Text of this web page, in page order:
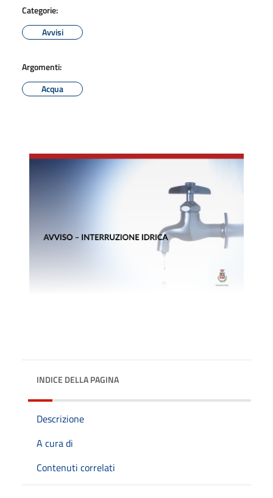
Categorie:
Avvisi
Argomenti:
Acqua
INDICE DELLA PAGINA
Descrizione
A cura di
Contenuti correlati